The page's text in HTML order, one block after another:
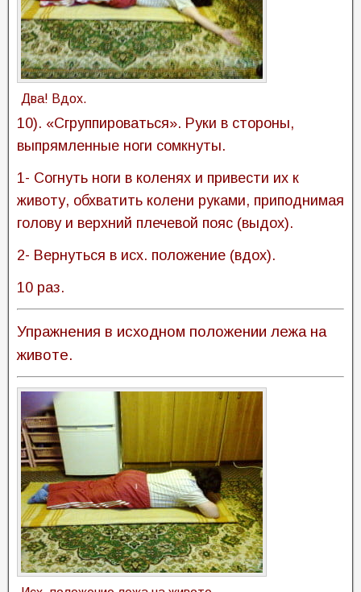
Два! Вдох.
10). «Сгруппироваться». Руки в стороны,
выпрямленные ноги сомкнуты.
1- Согнуть ноги в коленях и привести их к
животу, обхватить колени руками, приподнимая
голову и верхний плечевой пояс (выдох).
2- Вернуться в исх. положение (вдох).
10 раз.
Упражнения в исходном положении лежа на
животе.